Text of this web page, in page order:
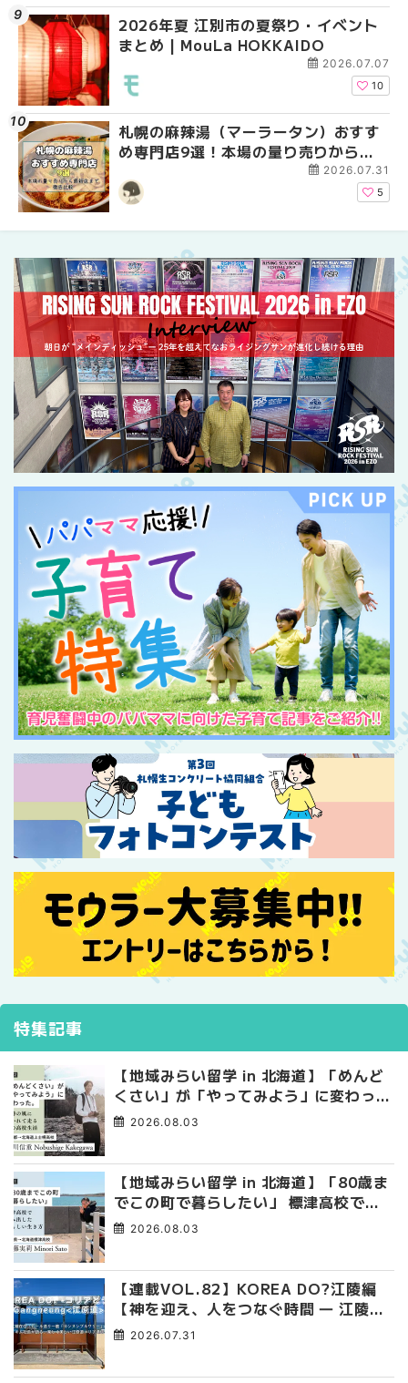
2026年夏 江別市の夏祭り・イベント
まとめ | MouLa HOKKAIDO
2026.07.07
10
札幌の麻辣湯（マーラータン）おすす
め専門店9選！本場の量り売りから最
新店まで徹底比較 | MouLa
HOKKAIDO
2026.07.31
5
2026年夏 札幌市中央
ベントまとめ |
2026年夏 恵庭市・千
イベントまとめ |
【新千歳空港】新カー
業。「SUPER
ーパーラウンジアネッ
介！！ | MouLa
2026年夏 札幌市南区
ントまとめ | MouLa
特集記事
【地域みらい留学 in 北海道】「めんど
くさい」が「やってみよう」に変わっ
た。 十勝の風に吹かれて走る、僕の泥
2026.08.03
【地域みらい留学 in 北海道】「80歳ま
でこの町で暮らしたい」 標津高校で踏
み出した、私らしい生き方
2026.08.03
【連載VOL.82】KOREA DO?江陵編
【神を迎え、人をつなぐ時間 ― 江陵端
午祭 】
2026.07.31